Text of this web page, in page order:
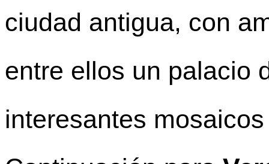
ciudad antigua, con
entre ellos un palacio
interesantes